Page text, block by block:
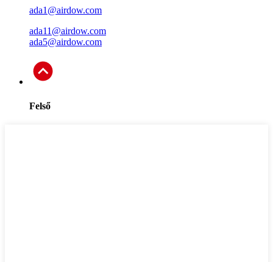
ada1@airdow.com
ada11@airdow.com
ada5@airdow.com
Felső